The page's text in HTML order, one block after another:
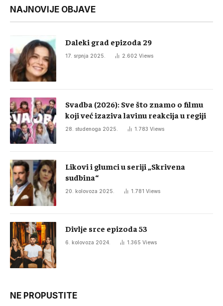
NAJNOVIJE OBJAVE
Daleki grad epizoda 29
17. srpnja 2025. 2.602 Views
Svadba (2026): Sve što znamo o filmu
koji već izaziva lavinu reakcija u regiji
28. studenoga 2025. 1.783 Views
Likovi i glumci u seriji „Skrivena
sudbina“
20. kolovoza 2025. 1.781 Views
Divlje srce epizoda 53
6. kolovoza 2024. 1.365 Views
NE PROPUSTITE